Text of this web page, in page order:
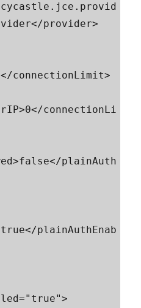
provider>
connectionLimit>
connectionLi
plainAuth
plainAuthEnab